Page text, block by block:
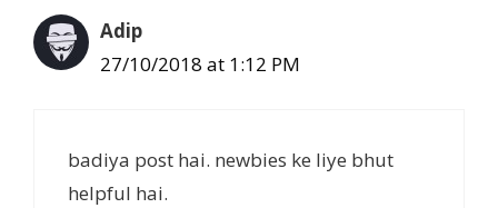
Adip
27/10/2018 at 1:12 PM
badiya post hai. newbies ke liye bhut
helpful hai.